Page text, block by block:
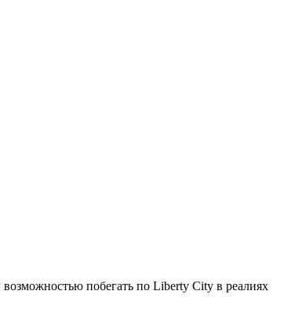
побегать по Liberty City в реалиях